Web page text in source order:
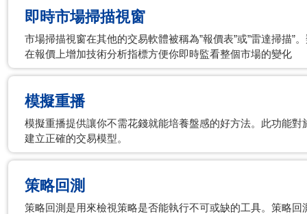
即時市場掃描視窗
市場掃描視窗在其他的交易軟體被稱為”報價表”或”雷達掃描
在報價上增加技術分析指標方便你即時監看整個市場的變化
模擬重播
模擬重播提供讓你不需花錢就能培養盤感的好方法。此功能
建立正確的交易模型。
策略回測
策略回測是用來檢視策略是否能執行不可或缺的工具。策略